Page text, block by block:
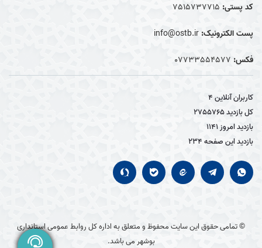
کد پستی: 7515737715
پست الکترونیک: info@ostb.ir
فکس: 07733554577
کاربران آنلاین4
کل بازدید2755765
بازدید امروز1141
بازدید این صفحه234
© تمامی حقوق این سایت محفوظ و متعلق به اداره کل روابط عمومی استانداری
بوشهر می باشد.